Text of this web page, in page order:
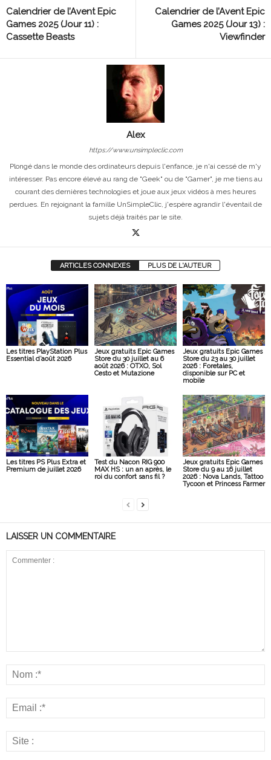
Calendrier de l’Avent Epic
Games 2025 (Jour 11) :
Cassette Beasts
Calendrier de l’Avent Epic
Games 2025 (Jour 13) :
Viewfinder
Alex
https://www.unsimpleclic.com
Plongé dans le monde des ordinateurs depuis l'enfance, je n'ai cessé de m'y
intéresser. Pas encore élevé au rang de "Geek" ou de "Gamer", je me tiens au
courant des dernières technologies et joue aux jeux vidéos à mes heures
perdues. En rejoignant la famille UnSimpleClic, j'espère agrandir l'éventail de
sujets déjà traités par le site.
ARTICLES CONNEXES PLUS DE L'AUTEUR
Les titres PlayStation Plus
Essential d’août 2026
Jeux gratuits Epic Games
Store du 30 juillet au 6
août 2026 : OTXO, Sol
Cesto et Mutazione
Jeux gratuits Epic Games
Store du 23 au 30 juillet
2026 : Foretales,
disponible sur PC et
mobile
Les titres PS Plus Extra et
Premium de juillet 2026
Test du Nacon RIG 900
MAX HS : un an après, le
roi du confort sans fil ?
Jeux gratuits Epic Games
Store du 9 au 16 juillet
2026 : Nova Lands, Tattoo
Tycoon et Princess Farmer
LAISSER UN COMMENTAIRE